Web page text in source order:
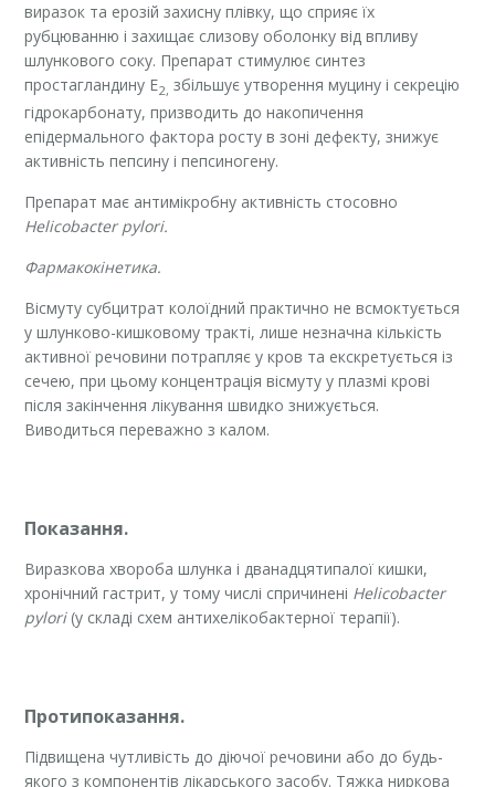
виразок та ерозій захисну плівку, що сприяє їх
рубцюванню і захищає слизову оболонку від впливу
шлункового соку. Препарат стимулює синтез
простагландину Е2, збільшує утворення муцину і секрецію
гідрокарбонату, призводить до накопичення
епідермального фактора росту в зоні дефекту, знижує
активність пепсину і пепсиногену.
Препарат має антимікробну активність стосовно
Helicobacter рylori.
Фармакокінетика.
Вісмуту субцитрат колоїдний практично не всмоктується
у шлунково-кишковому тракті, лише незначна кількість
активної речовини потрапляє у кров та екскретується із
сечею, при цьому концентрація вісмуту у плазмі крові
після закінчення лікування швидко знижується.
Виводиться переважно з калом.
Показання.
Виразкова хвороба шлунка і дванадцятипалої кишки,
хронічний гастрит, у тому числі спричинені Helicobacter
pylori(у складі схем антихелікобактерної терапії).
Протипоказання.
Підвищена чутливість до діючої речовини або до будь-
якого з компонентів лікарського засобу. Тяжка ниркова